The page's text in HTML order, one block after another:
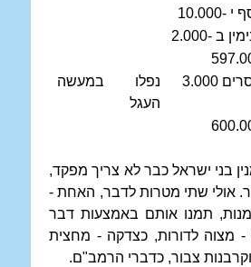
י -10.000
ב -2.000
3.000
נפלו במעשה
העגל
בני ישראל כבר לא צריך מפקד,
אולי שתי מטרות לדבר, האחת -
תמנו אותם באמצעות דבר
- מצוה לדורות, כצדקה - מחצית
צבור, כדברי הרמב"ם.